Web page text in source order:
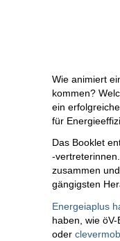
Wie animiert
kommen?
ein
für
Das Booklet
-
zusammen
gängigsten
Energeiaplus
haben, wie
oder